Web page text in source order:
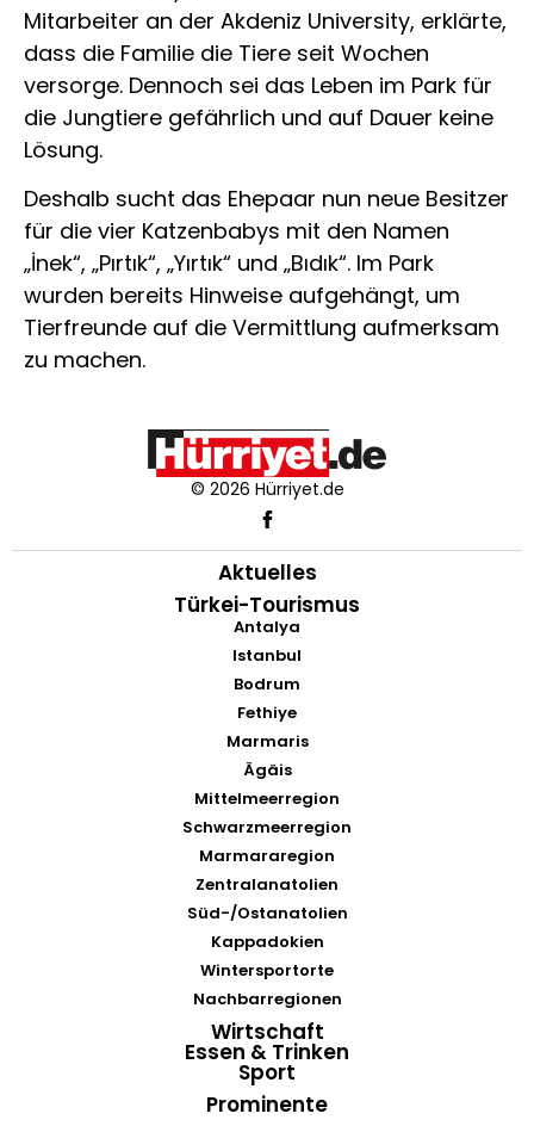
Mitarbeiter an der Akdeniz University, erklärte,
dass die Familie die Tiere seit Wochen
versorge. Dennoch sei das Leben im Park für
die Jungtiere gefährlich und auf Dauer keine
Lösung.
Deshalb sucht das Ehepaar nun neue Besitzer
für die vier Katzenbabys mit den Namen
„İnek“, „Pırtık“, „Yırtık“ und „Bıdık“. Im Park
wurden bereits Hinweise aufgehängt, um
Tierfreunde auf die Vermittlung aufmerksam
zu machen.
© 2026 Hürriyet.de
Aktuelles
Türkei-Tourismus
Antalya
Istanbul
Bodrum
Fethiye
Marmaris
Ägäis
Mittelmeerregion
Schwarzmeerregion
Marmararegion
Zentralanatolien
Süd-/Ostanatolien
Kappadokien
Wintersportorte
Nachbarregionen
Wirtschaft
Essen & Trinken
Sport
Prominente